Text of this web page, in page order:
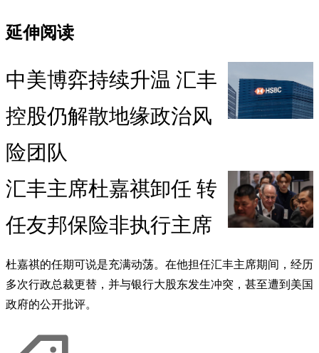
延伸阅读
中美博弈持续升温 汇丰
控股仍解散地缘政治风
险团队
汇丰主席杜嘉祺卸任 转
任友邦保险非执行主席
杜嘉祺的任期可说是充满动荡。在他担任汇丰主席期间，经历
多次行政总裁更替，并与银行大股东发生冲突，甚至遭到美国
政府的公开批评。